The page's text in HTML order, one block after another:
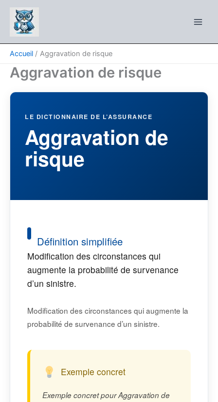
contenu
Accueil Aggravation de risque
Aggravation de risque
LE DICTIONNAIRE DE L’ASSURANCE
Aggravation de
risque
Définition simplifiée
Modification des circonstances qui
augmente la probabilité de survenance
d’un sinistre.
Modification des circonstances qui augmente la
probabilité de survenance d’un sinistre.
Exemple concret
Exemple concret pour Aggravation de